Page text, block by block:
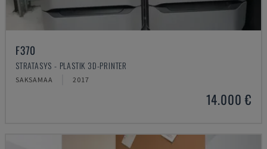
F370
STRATASYS - PLASTIK 3D-PRINTER
SAKSAMAA 2017
14.000 €